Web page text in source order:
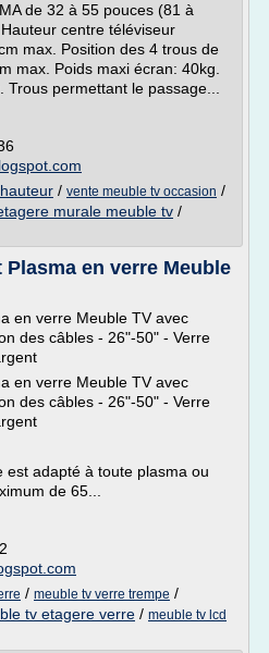
de 32 à 55 pouces (81 à
centre téléviseur
max. Position des 4 trous de
max. Poids maxi écran: 40kg.
permettant le passage...
/ vente meuble tv occasion /
murale meuble tv /
en verre Meuble
en verre Meuble TV avec
des câbles - 26"-50" - Verre
en verre Meuble TV avec
des câbles - 26"-50" - Verre
est adapté à toute plasma ou
de 65...
/ meuble tv verre trempe /
tv etagere verre / meuble tv lcd